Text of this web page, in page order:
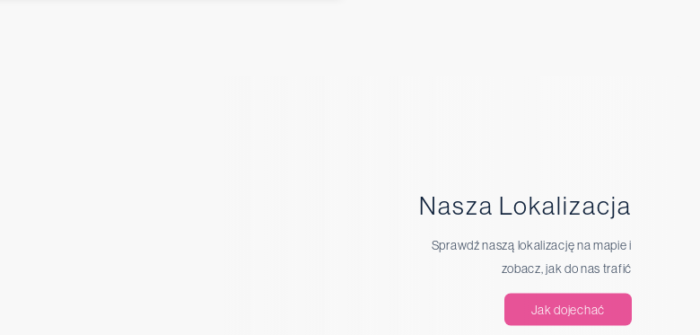
Nasza Lokalizacja
Sprawdź naszą lokalizację na mapie i
zobacz, jak do nas trafić
Jak dojechać